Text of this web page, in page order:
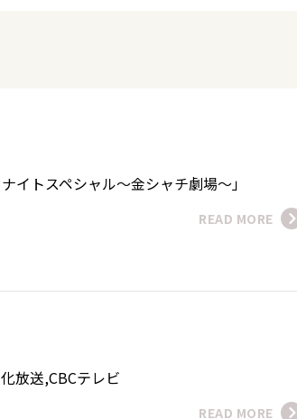
イトスペシャル～金シャチ劇場～」
READ MORE
放送,CBCテレビ
READ MORE